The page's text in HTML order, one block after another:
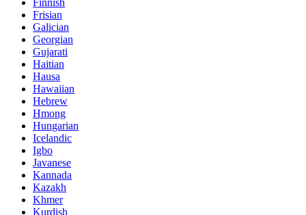
Finnish
Frisian
Galician
Georgian
Gujarati
Haitian
Hausa
Hawaiian
Hebrew
Hmong
Hungarian
Icelandic
Igbo
Javanese
Kannada
Kazakh
Khmer
Kurdish